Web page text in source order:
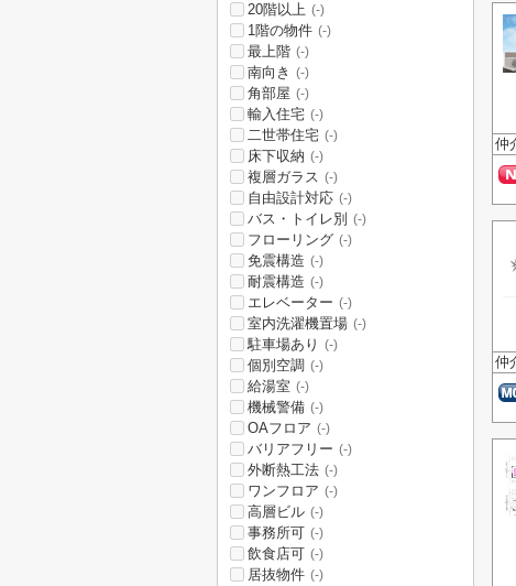
仲
仲
20階以上 (-)
1階の物件 (-)
最上階 (-)
南向き (-)
角部屋 (-)
輸入住宅 (-)
二世帯住宅 (-)
床下収納 (-)
複層ガラス (-)
自由設計対応 (-)
バス・トイレ別 (-)
フローリング (-)
免震構造 (-)
耐震構造 (-)
エレベーター (-)
室内洗濯機置場 (-)
駐車場あり (-)
個別空調 (-)
給湯室 (-)
機械警備 (-)
OAフロア (-)
バリアフリー (-)
外断熱工法 (-)
ワンフロア (-)
高層ビル (-)
事務所可 (-)
飲食店可 (-)
居抜物件 (-)